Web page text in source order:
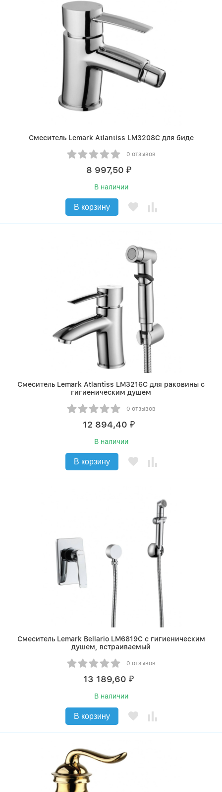
Смеситель Lemark Atlantiss LM3208C для биде
0 отзывов
8 997,50 ₽
В наличии
В корзину
Смеситель Lemark Atlantiss LM3216C для раковины с
гигиеническим душем
0 отзывов
12 894,40 ₽
В наличии
В корзину
Смеситель Lemark Bellario LM6819C с гигиеническим
душем, встраиваемый
0 отзывов
13 189,60 ₽
В наличии
В корзину